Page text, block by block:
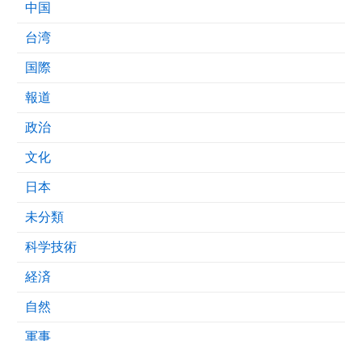
中国
台湾
国際
報道
政治
文化
日本
未分類
科学技術
経済
自然
軍事